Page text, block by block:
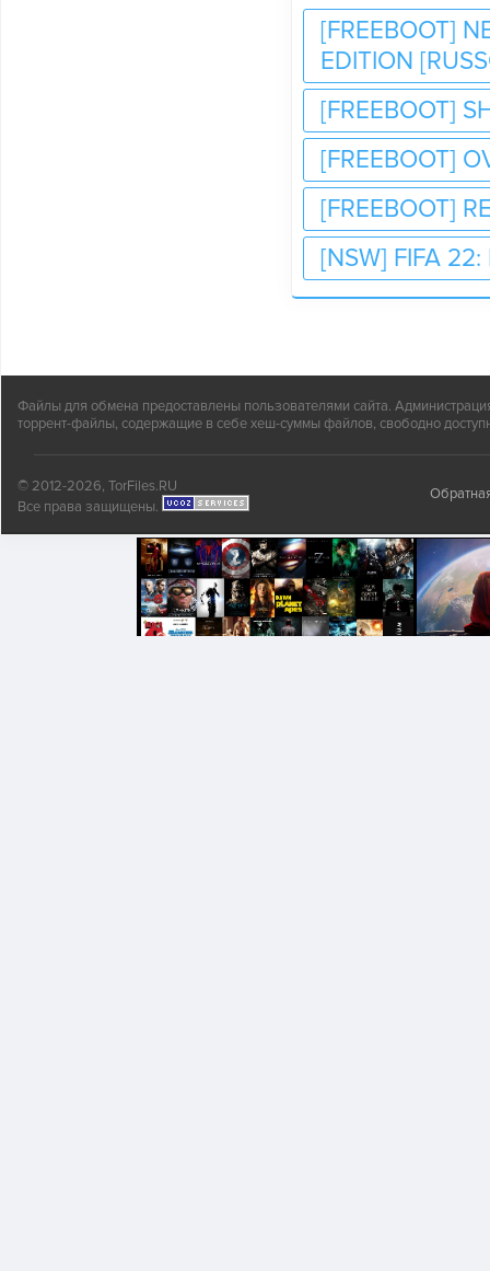
[FREEBOOT]
EDITION
[FREEBOOT]
[FREEBOOT]
[FREEBOOT]
[NSW] FIFA
Файлы для обмена предоставлены пользователями сайта.
торрент-файлы, содержащие в себе хеш-суммы файлов, свободно
© 2012-2026, TorFiles.RU
Все права защищены.